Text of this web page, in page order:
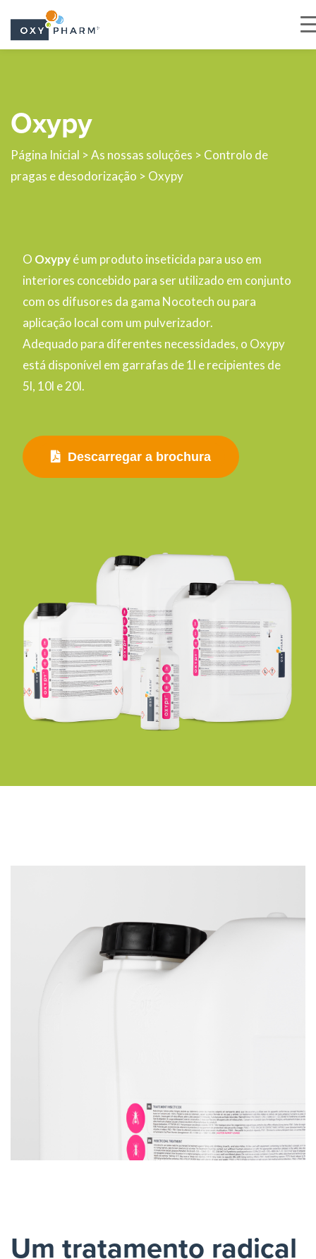
content
Oxypy
Página Inicial >As nossas soluções > Controlo de
pragas e desodorização > Oxypy
O Oxypyé um produto inseticida para uso em
interiores concebido para ser utilizado em conjunto
com os difusores da gama Nocotech ou para
aplicação local com um pulverizador.
Adequado para diferentes necessidades, o Oxypy
está disponível em garrafas de 1l e recipientes de
5l, 10l e 20l.
Descarregar a brochura
Um tratamento radical